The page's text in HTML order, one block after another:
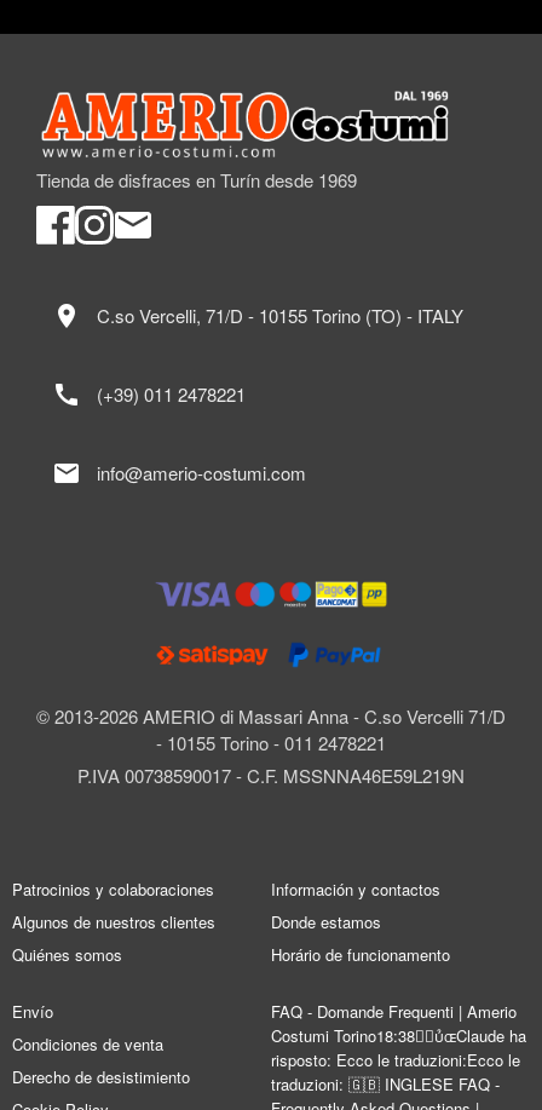
Tienda de disfraces en Turín desde 1969
© 2013-2026 AMERIO di Massari Anna - C.so Vercelli 71/D
- 10155 Torino - 011 2478221
P.IVA 00738590017 - C.F. MSSNNA46E59L219N
location_on C.so Vercelli, 71/D - 10155 Torino (TO) - ITALY
call (+39) 011 2478221
mail info@amerio-costumi.com
Patrocinios y colaboraciones
Algunos de nuestros clientes
Quiénes somos
Información y contactos
Donde estamos
Horário de funcionamento
Envío
Condiciones de venta
Derecho de desistimiento
FAQ - Domande Frequenti | Amerio
Costumi Torino18:38Claude ha
risposto: Ecco le traduzioni:Ecco le
traduzioni: 🇬🇧 INGLESE FAQ -